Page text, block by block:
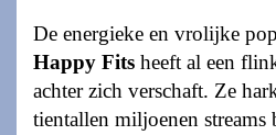
De energieke en vrolijke
Happy Fits heeft al een
achter zich verschaft. Ze
tientallen miljoenen streams